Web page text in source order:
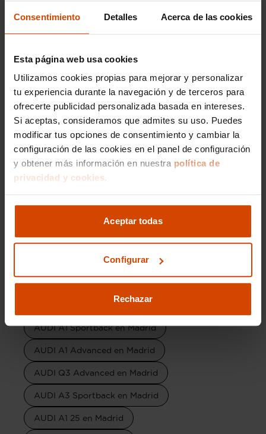
Consentimiento Detalles Acerca de las cookies
Esta página web usa cookies
Utilizamos cookies propias para mejorar y personalizar
tu experiencia durante la navegación y de terceros para
ofrecerte publicidad personalizada basada en intereses.
Si aceptas, consideramos que admites su uso. Puedes
modificar tus opciones de consentimiento y cambiar la
configuración de las cookies en el panel de configuración
y obtener más información en nuestra política de
privacidad y cookies.
Aceptar todas
Configurar
Rechazar
AUDI Q7 en Madrid
AUDI Q3 Sportback en Madrid
AUDI Q8 en Madrid AUDI Q4 en Madrid
AUDI A7 en Madrid
AUDI A4 allroad quattro en Madrid
AUDI Q5 Sportback en Madrid
AUDI A7 Sportback en Madrid
AUDI Q3 Sportback Black en Madrid
AUDI Q3 Sportback Line en Madrid
AUDI Q2 Black en Madrid
AUDI Q3 Black en Madrid
AUDI Q5 Black en Madrid
AUDI A1 Adrenalin en Madrid
AUDI A1 Sportback en Madrid
AUDI A1 Advanced en Madrid
AUDI Q3 Advanced en Madrid
AUDI A3 Sportback en Madrid
AUDI A1 25 en Madrid